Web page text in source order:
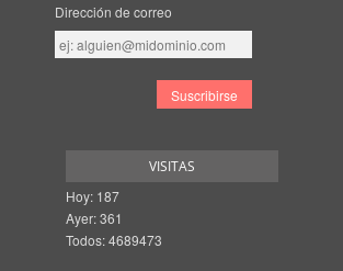
Dirección de correo
Dirección
de
VISITAS
Hoy: 187
Ayer: 361
Todos: 4689473